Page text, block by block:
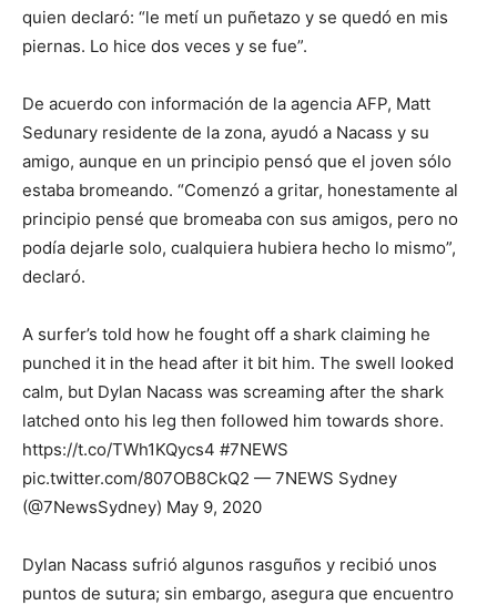
quien declaró: “le metí un puñetazo y se quedó en mis
piernas. Lo hice dos veces y se fue”.
De acuerdo con información de la agencia AFP, Matt
Sedunary residente de la zona, ayudó a Nacass y su
amigo, aunque en un principio pensó que el joven sólo
estaba bromeando. “Comenzó a gritar, honestamente al
principio pensé que bromeaba con sus amigos, pero no
podía dejarle solo, cualquiera hubiera hecho lo mismo”,
declaró.
A surfer’s told how he fought off a shark claiming he
punched it in the head after it bit him. The swell looked
calm, but Dylan Nacass was screaming after the shark
latched onto his leg then followed him towards shore.
https://t.co/TWh1KQycs4 #7NEWS
pic.twitter.com/807OB8CkQ2 — 7NEWS Sydney
(@7NewsSydney) May 9, 2020
Dylan Nacass sufrió algunos rasguños y recibió unos
puntos de sutura; sin embargo, asegura que encuentro